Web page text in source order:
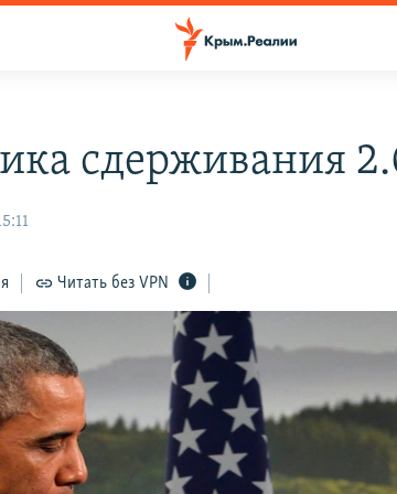
сдерживания
Читать без VPN